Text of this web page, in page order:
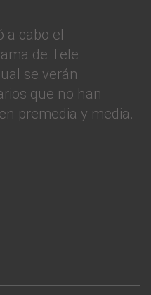
a cabo el
de Tele
se verán
que no han
premedia y media.